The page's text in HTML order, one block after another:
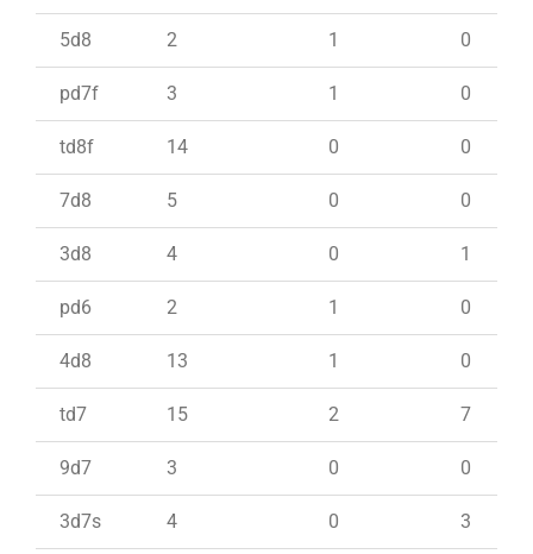
5d8 2 1 0
pd7f 3 1 0
td8f 14 0 0
7d8 5 0 0
3d8 4 0 1
pd6 2 1 0
4d8 13 1 0
td7 15 2 7
9d7 3 0 0
3d7s 4 0 3